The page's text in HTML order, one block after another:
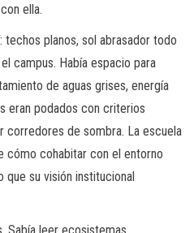
ella.
planos, sol abrasador todo
campus. Había espacio para
de aguas grises, energía
eran podados con criterios
corredores de sombra. La escuela
cómo cohabitar con el entorno
su visión institucional